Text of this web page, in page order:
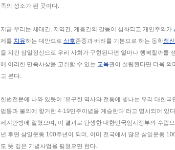
족의 성소가 된 곳이다.
지금 우리는 세대간, 지역간, 계층간의 갈등이 심화되고 개인주의가
제를 치유하는 대안으로 상호존중과 배려를 기본으로 하는 동학정
을 지킨 삼일정신으로 우리 사회가 구현된다면 얼마나 행복할까를
에 이러한 민족사상을 고취할 수 있는 교육관이 설립된다면 더욱 의
고 본다.
헌법전문에 나와 있듯이 ‘유구한 역사와 전통에 빛나는 우리 대한
법통과 불의에 항거한 4·19민주이념을 계승한다’라고 명시되어 있
세계만방에 알렸으며, 이 결과로 탄생한 대한민국임시정부의 수립
년 후면 삼일운동 100주년이 되며, 이미 전국에서 많은 삼일운동
도 뜻 깊은 기념사업을 펼쳤으면 한다.